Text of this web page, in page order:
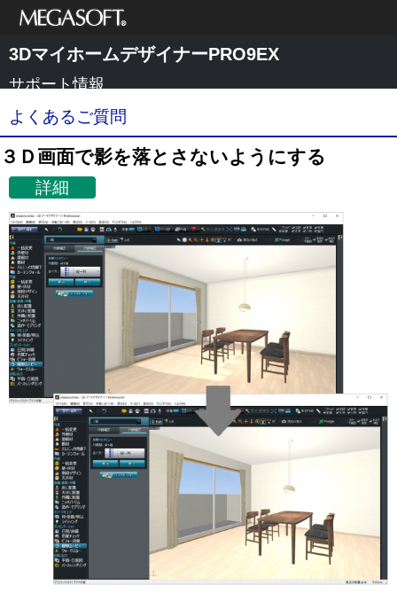
メガソフト株式
会社
3DマイホームデザイナーPRO9EX
サポート情報
よくあるご質問
３Ｄ画面で影を落とさないようにする
詳細